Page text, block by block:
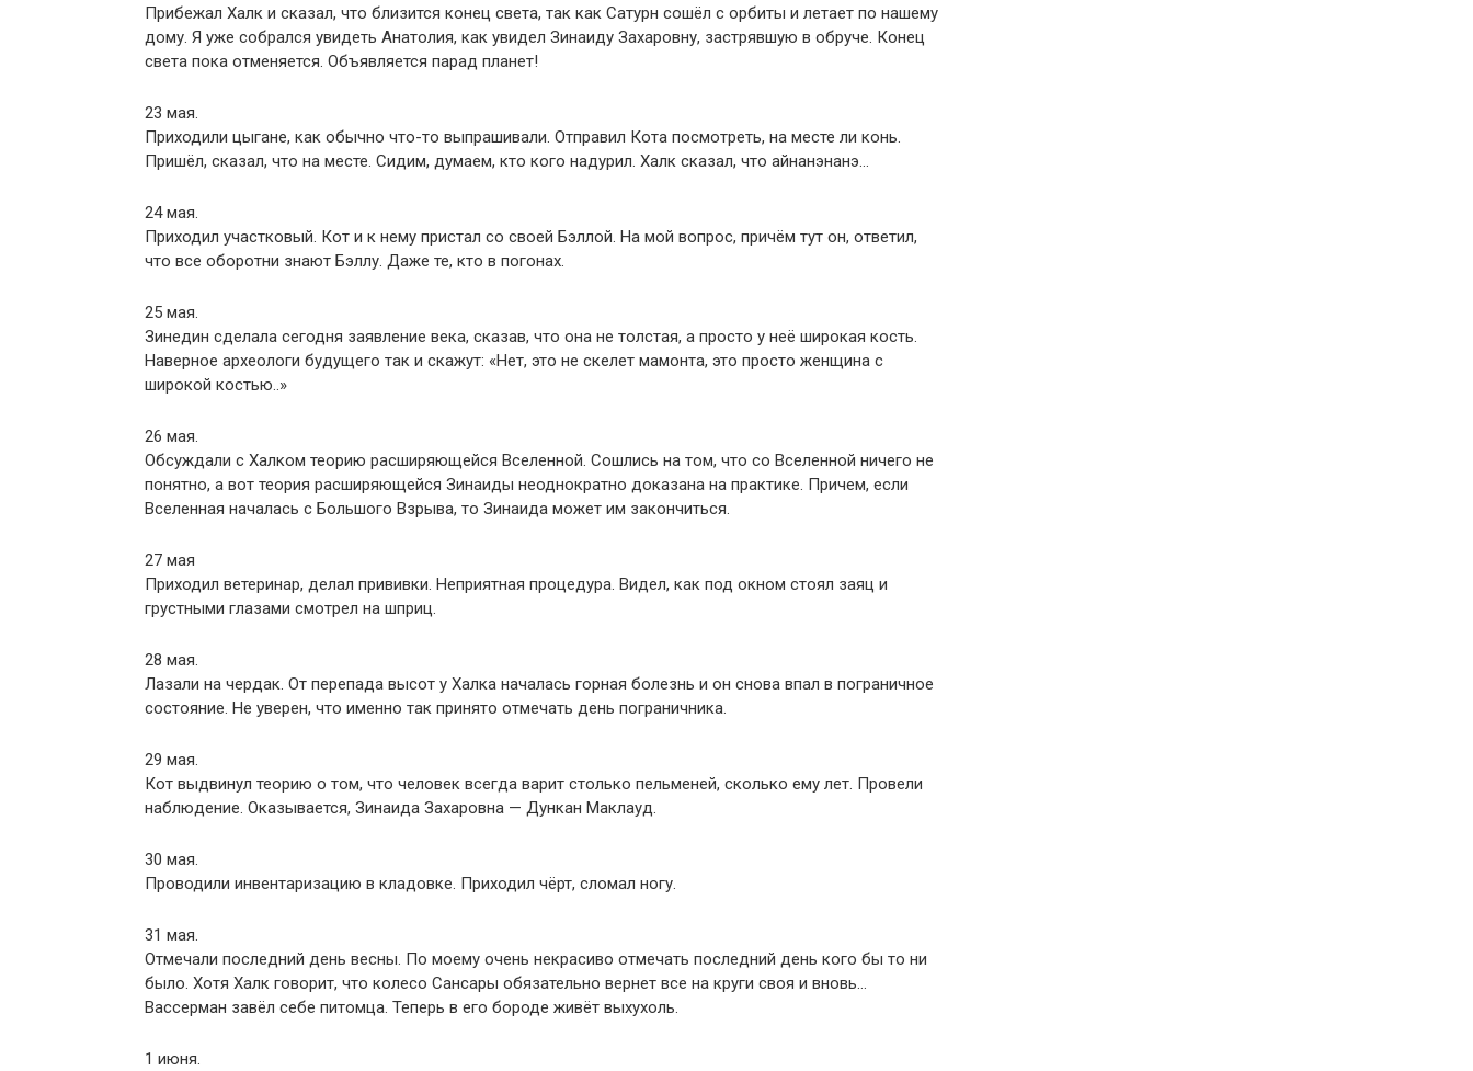
Прибежал Халк и сказал, что близится конец света, так как Сатурн сошёл с орбиты и летает по нашему
дому. Я уже собрался увидеть Анатолия, как увидел Зинаиду Захаровну, застрявшую в обруче. Конец
света пока отменяется. Объявляется парад планет!
23 мая.
Приходили цыгане, как обычно что-то выпрашивали. Отправил Кота посмотреть, на месте ли конь.
Пришёл, сказал, что на месте. Сидим, думаем, кто кого надурил. Халк сказал, что айнанэнанэ…
24 мая.
Приходил участковый. Кот и к нему пристал со своей Бэллой. На мой вопрос, причём тут он, ответил,
что все оборотни знают Бэллу. Даже те, кто в погонах.
25 мая.
Зинедин сделала сегодня заявление века, сказав, что она не толстая, а просто у неё широкая кость.
Наверное археологи будущего так и скажут: «Нет, это не скелет мамонта, это просто женщина с
широкой костью..»
26 мая.
Обсуждали с Халком теорию расширяющейся Вселенной. Сошлись на том, что со Вселенной ничего не
понятно, а вот теория расширяющейся Зинаиды неоднократно доказана на практике. Причем, если
Вселенная началась с Большого Взрыва, то Зинаида может им закончиться.
27 мая
Приходил ветеринар, делал прививки. Неприятная процедура. Видел, как под окном стоял заяц и
грустными глазами смотрел на шприц.
28 мая.
Лазали на чердак. От перепада высот у Халка началась горная болезнь и он снова впал в пограничное
состояние. Не уверен, что именно так принято отмечать день пограничника.
29 мая.
Кот выдвинул теорию о том, что человек всегда варит столько пельменей, сколько ему лет. Провели
наблюдение. Оказывается, Зинаида Захаровна — Дункан Маклауд.
30 мая.
Проводили инвентаризацию в кладовке. Приходил чёрт, сломал ногу.
31 мая.
Отмечали последний день весны. По моему очень некрасиво отмечать последний день кого бы то ни
было. Хотя Халк говорит, что колесо Сансары обязательно вернет все на круги своя и вновь…
Вассерман завёл себе питомца. Теперь в его бороде живёт выхухоль.
1 июня.